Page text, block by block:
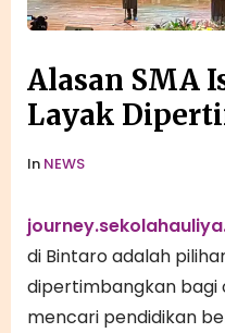
Alasan SMA
Layak
In NEWS
di Bintaroadalah
dipertimbangkan bagi
mencari pendidikan